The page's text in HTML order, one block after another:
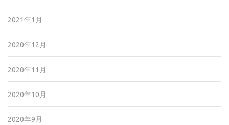
2021年1月
2020年12月
2020年11月
2020年10月
2020年9月